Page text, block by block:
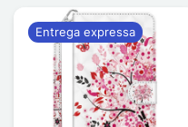
Entrega expressa